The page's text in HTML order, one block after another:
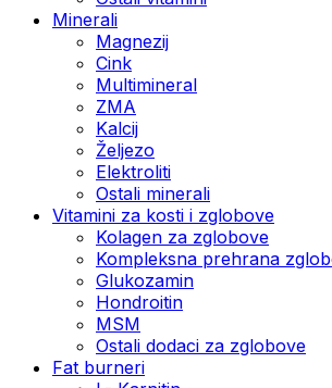
Minerali
Magnezij
Cink
Multimineral
ZMA
Kalcij
Željezo
Elektroliti
Ostali minerali
Vitamini za kosti i zglobove
Kolagen za zglobove
Kompleksna prehrana
Glukozamin
Hondroitin
MSM
Ostali dodaci za zglobove
Fat burneri